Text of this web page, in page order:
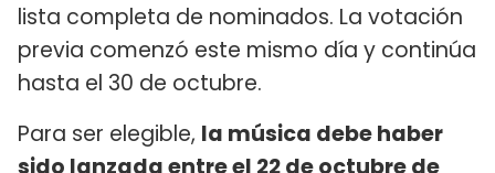
lista completa de nominados. La votación
previa comenzó este mismo día y continúa
hasta el 30 de octubre.
Para ser elegible, la música debe haber
sido lanzada entre el 22 de octubre de